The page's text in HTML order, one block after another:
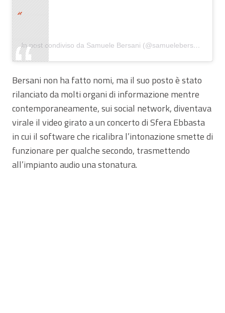
Un post condiviso da Samuele Bersani (@samuelebersaniofficial)
Bersani non ha fatto nomi, ma il suo posto è stato
rilanciato da molti organi di informazione mentre
contemporaneamente, sui social network, diventava
virale il video girato a un concerto di Sfera Ebbasta
in cui il software che ricalibra l’intonazione smette di
funzionare per qualche secondo, trasmettendo
all’impianto audio una stonatura.